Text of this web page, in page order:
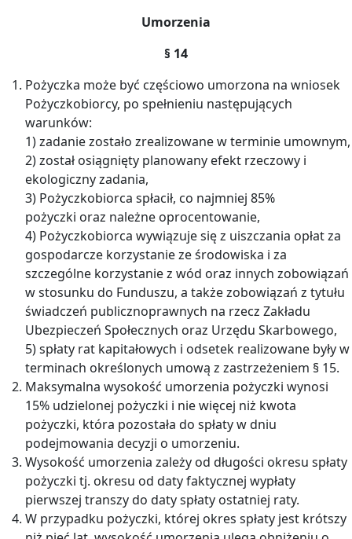
Umorzenia
§ 14
Pożyczka może być częściowo umorzona na wniosek
Pożyczkobiorcy, po spełnieniu następujących
warunków:
1) zadanie zostało zrealizowane w terminie umownym,
2) został osiągnięty planowany efekt rzeczowy i
ekologiczny zadania,
3) Pożyczkobiorca spłacił, co najmniej 85%
pożyczki oraz należne oprocentowanie,
4) Pożyczkobiorca wywiązuje się z uiszczania opłat za
gospodarcze korzystanie ze środowiska i za
szczególne korzystanie z wód oraz innych zobowiązań
w stosunku do Funduszu, a także zobowiązań z tytułu
świadczeń publicznoprawnych na rzecz Zakładu
Ubezpieczeń Społecznych oraz Urzędu Skarbowego,
5) spłaty rat kapitałowych i odsetek realizowane były w
terminach określonych umową z zastrzeżeniem § 15.
Maksymalna wysokość umorzenia pożyczki wynosi
15% udzielonej pożyczki i nie więcej niż kwota
pożyczki, która pozostała do spłaty w dniu
podejmowania decyzji o umorzeniu.
Wysokość umorzenia zależy od długości okresu spłaty
pożyczki tj. okresu od daty faktycznej wypłaty
pierwszej transzy do daty spłaty ostatniej raty.
W przypadku pożyczki, której okres spłaty jest krótszy